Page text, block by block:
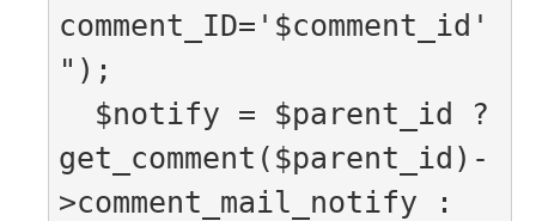
comment_ID='$comment_id'
");
get_comment($parent_id)-
>comment_mail_notify :